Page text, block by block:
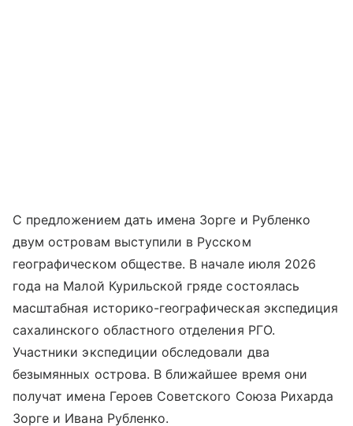
С предложением дать имена Зорге и Рубленко
двум островам выступили в Русском
географическом обществе. В начале июля 2026
года на Малой Курильской гряде состоялась
масштабная историко-географическая экспедиция
сахалинского областного отделения РГО.
Участники экспедиции обследовали два
безымянных острова. В ближайшее время они
получат имена Героев Советского Союза Рихарда
Зорге и Ивана Рубленко.